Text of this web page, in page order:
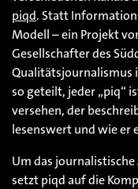
piqd. Statt
Modell – ein Projekt
Gesellschafter des
Qualitätsjournalismus
so geteilt, jeder „piq“
versehen, der
lesenswert und wie er
Um das
setzt piqd auf die